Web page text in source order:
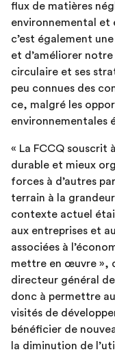
flux de matières
environnemental et
c’est également
et d’améliorer
circulaire et ses
peu connues des
ce, malgré les
environnementales
« La FCCQ souscrit
durable et mieux
forces à d’autres
terrain à la
contexte actuel
aux entreprises et
associées à
mettre en œuvre »,
directeur général
donc à permettre
visités de
bénéficier de
la diminution de